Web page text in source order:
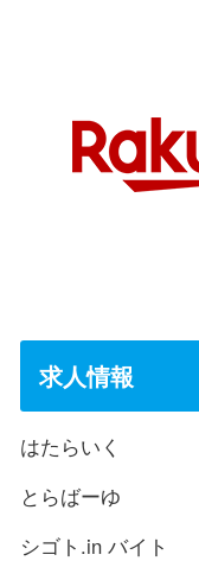
求人情報
はたらいく
とらばーゆ
シゴト.in バイト